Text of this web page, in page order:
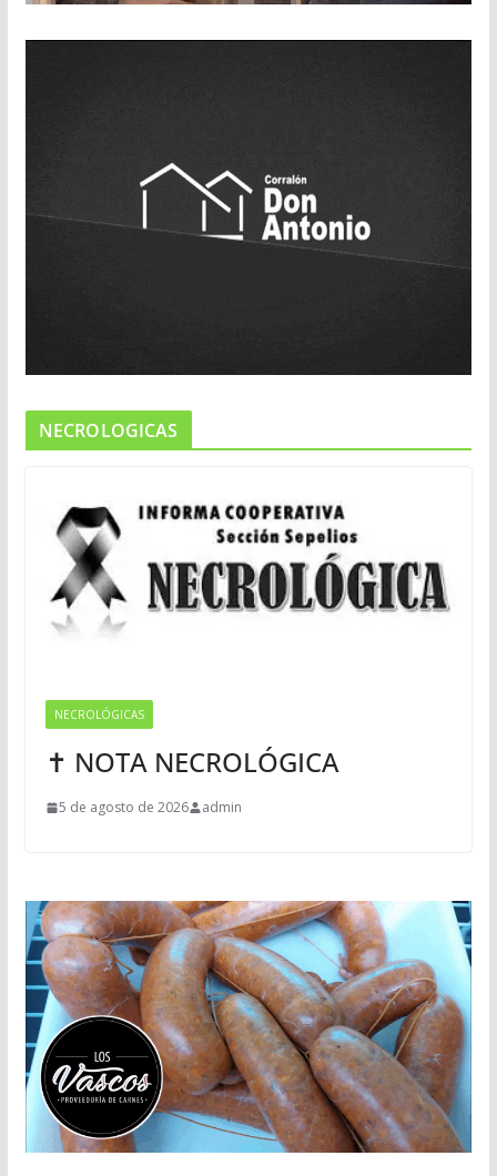
NECROLOGICAS
NECROLÓGICAS
✝ NOTA NECROLÓGICA
5 de agosto de 2026 admin